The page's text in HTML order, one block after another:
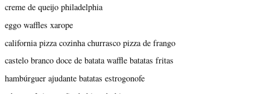
creme de queijo philadelphia
eggo waffles xarope
california pizza cozinha churrasco pizza de frango
castelo branco doce de batata waffle batatas fritas
hambúrguer ajudante batatas estrogonofe